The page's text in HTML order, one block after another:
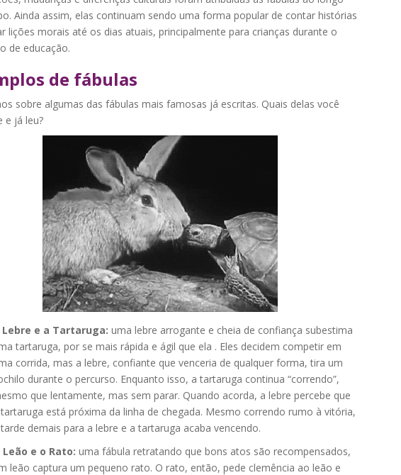
Ainda assim, elas continuam sendo uma forma popular de contar histórias
lições morais até os dias atuais, principalmente para crianças durante o
de educação.
de fábulas
sobre algumas das fábulas mais famosas já escritas. Quais delas você
e já leu?
Lebre e a Tartaruga: uma lebre arrogante e cheia de confiança subestima
tartaruga, por se mais rápida e ágil que ela . Eles decidem competir em
corrida, mas a lebre, confiante que venceria de qualquer forma, tira um
durante o percurso. Enquanto isso, a tartaruga continua “correndo”,
que lentamente, mas sem parar. Quando acorda, a lebre percebe que
está próxima da linha de chegada. Mesmo correndo rumo à vitória,
demais para a lebre e a tartaruga acaba vencendo.
Leão e o Rato: uma fábula retratando que bons atos são recompensados,
leão captura um pequeno rato. O rato, então, pede clemência ao leão e